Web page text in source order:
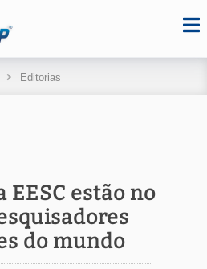
Editorias
EESC estão no
do mundo